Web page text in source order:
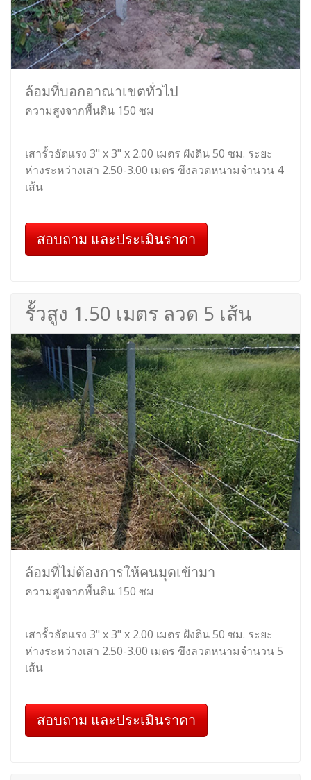
ล้อมที่บอกอาณาเขตทั่วไป
ความสูงจากพื้นดิน 150 ซม
เสารั้วอัดแรง 3" x 3" x 2.00 เมตร ฝังดิน 50 ซม. ระยะ
ห่างระหว่างเสา 2.50-3.00 เมตร ขึงลวดหนามจำนวน 4
เส้น
สอบถาม และประเมินราคา
รั้วสูง 1.50 เมตร ลวด 5 เส้น
ล้อมที่ไม่ต้องการให้คนมุดเข้ามา
ความสูงจากพื้นดิน 150 ซม
เสารั้วอัดแรง 3" x 3" x 2.00 เมตร ฝังดิน 50 ซม. ระยะ
ห่างระหว่างเสา 2.50-3.00 เมตร ขึงลวดหนามจำนวน 5
เส้น
สอบถาม และประเมินราคา